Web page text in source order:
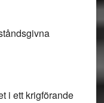
i ett krigförande